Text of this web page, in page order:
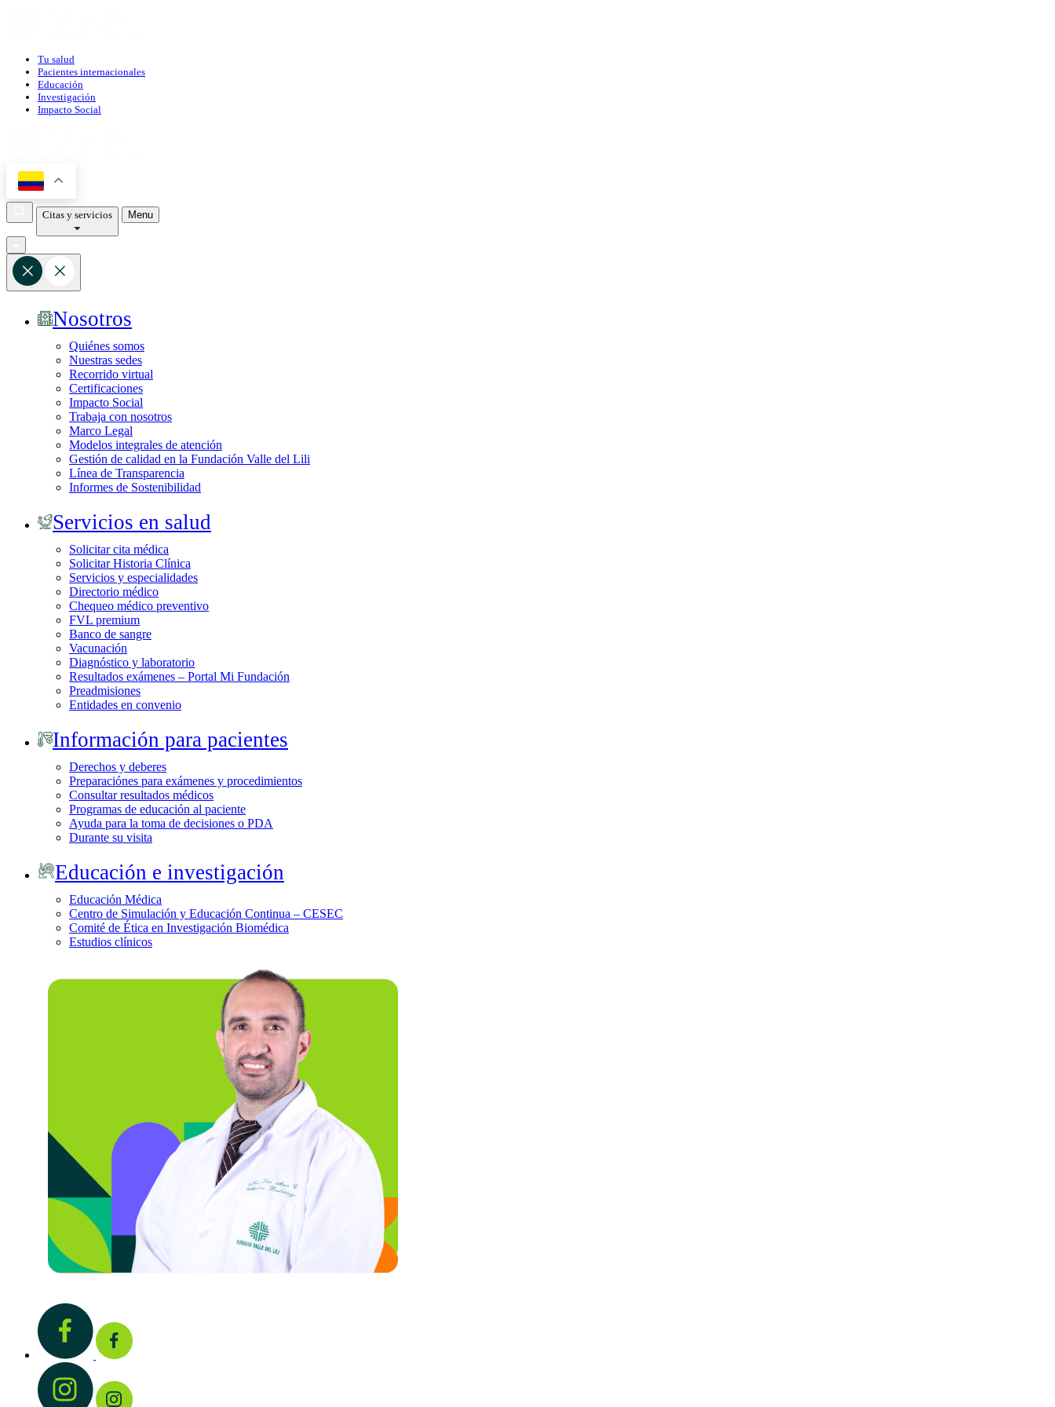
Tu salud
Pacientes internacionales
Educación
Investigación
Impacto Social
Citas y servicios Menu
Nosotros
Quiénes somos
Nuestras sedes
Recorrido virtual
Certificaciones
Impacto Social
Trabaja con nosotros
Marco Legal
Modelos integrales de atención
Gestión de calidad en la Fundación Valle del Lili
Línea de Transparencia
Informes de Sostenibilidad
Servicios en salud
Solicitar cita médica
Solicitar Historia Clínica
Servicios y especialidades
Directorio médico
Chequeo médico preventivo
FVL premium
Banco de sangre
Vacunación
Diagnóstico y laboratorio
Resultados exámenes – Portal Mi Fundación
Preadmisiones
Entidades en convenio
Información para pacientes
Derechos y deberes
Preparaciónes para exámenes y procedimientos
Consultar resultados médicos
Programas de educación al paciente
Ayuda para la toma de decisiones o PDA
Durante su visita
Educación e investigación
Educación Médica
Centro de Simulación y Educación Continua – CESEC
Comité de Ética en Investigación Biomédica
Estudios clínicos